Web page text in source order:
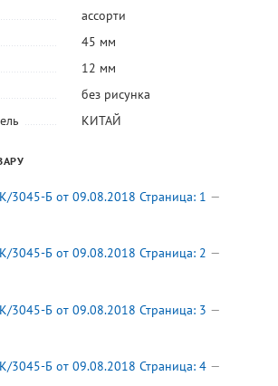
ассорти
45 мм
12 мм
без рисунка
КИТАЙ
3045-Б от 09.08.2018 Страница: 1
3045-Б от 09.08.2018 Страница: 2
3045-Б от 09.08.2018 Страница: 3
3045-Б от 09.08.2018 Страница: 4